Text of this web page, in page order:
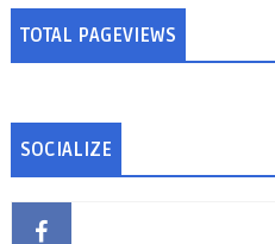
TOTAL PAGEVIEWS
SOCIALIZE